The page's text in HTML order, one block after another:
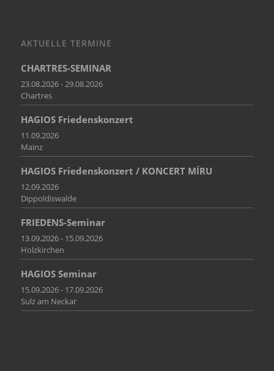
AKTUELLE TERMINE
CHARTRES-SEMINAR
23.08.2026 - 29.08.2026
Chartres
HAGIOS Friedenskonzert
11.09.2026
Mainz
HAGIOS Friedenskonzert / KONCERT MÍRU
12.09.2026
Dippoldiswalde
FRIEDENS-Seminar
13.09.2026 - 15.09.2026
Holzkirchen
HAGIOS Seminar
15.09.2026 - 17.09.2026
Sulz am Neckar